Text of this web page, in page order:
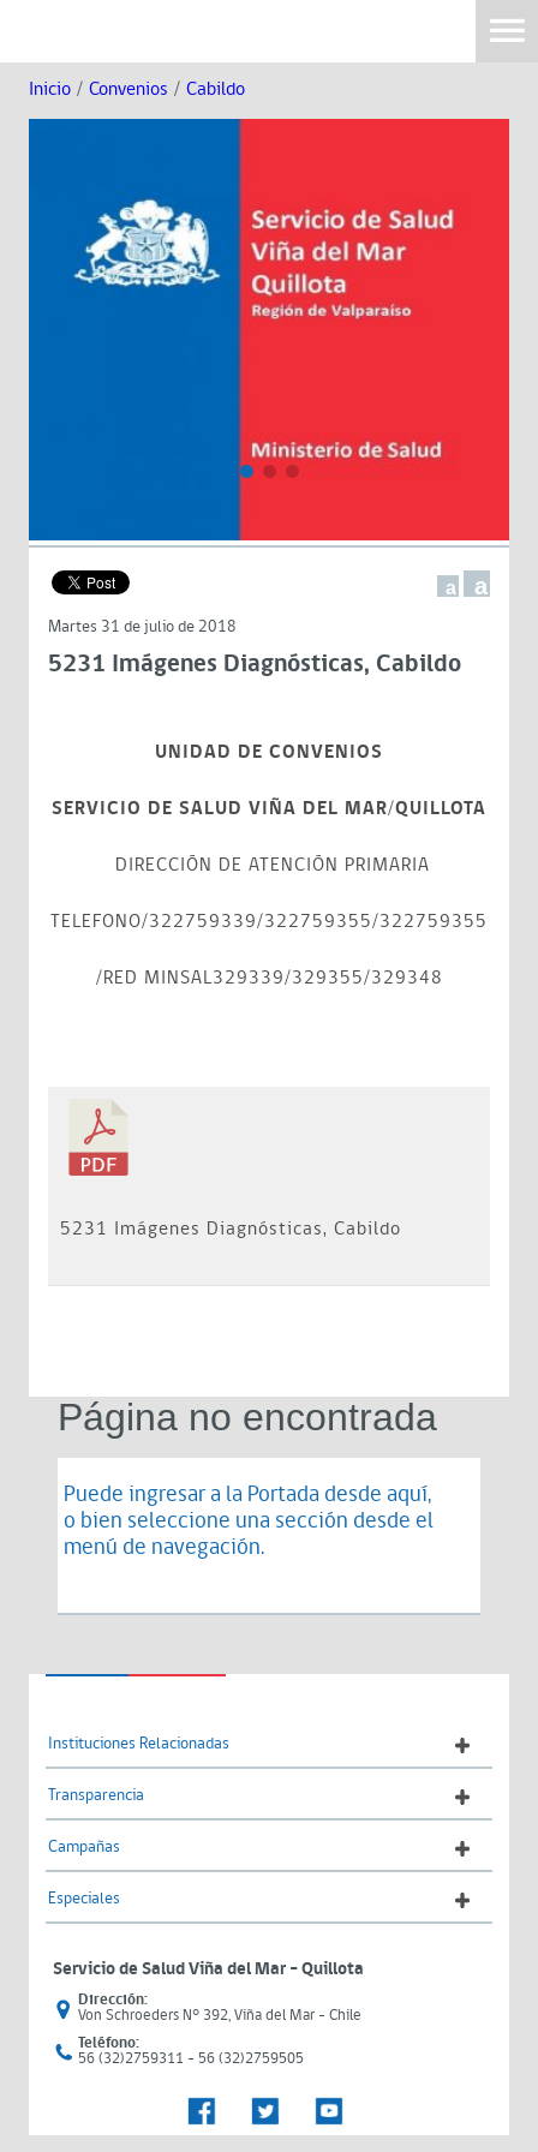
Inicio / Convenios / Cabildo
a a
Martes 31 de julio de 2018
5231 Imágenes Diagnósticas, Cabildo
UNIDAD DE CONVENIOS
SERVICIO DE SALUD VIÑA DEL MAR/QUILLOTA
DIRECCIÓN DE ATENCIÓN PRIMARIA
TELEFONO/322759339/322759355/322759355
/RED MINSAL329339/329355/329348
5231 Imágenes Diagnósticas, Cabildo
Página no encontrada
Puede ingresar a la Portada desde aquí,
o bien seleccione una sección desde el
menú de navegación.
Instituciones Relacionadas
Transparencia
Campañas
Especiales
Servicio de Salud Viña del Mar – Quillota
Dirección:
Von Schroeders N° 392, Viña del Mar - Chile
Teléfono:
56 (32)2759311 - 56 (32)2759505